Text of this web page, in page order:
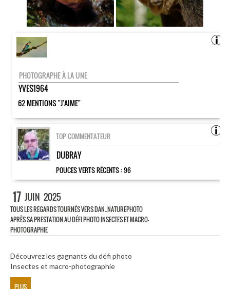
PHOTOGRAPHE À LA UNE
YVES1964
62 MENTIONS "J'AIME"
TOP COMMENTATEUR
DUBRAY
POUCES VERTS RÉCENTS :96
17 JUIN 2025
TOUS LES REGARDS TOURNÉS VERS DAN_NATUREPHOTO
APRÈS SA PRESTATION AU DÉFI PHOTO INSECTES ET MACRO-
PHOTOGRAPHIE
Découvrez les gagnants du défi photo
Insectes et macro-photographie
PLUS